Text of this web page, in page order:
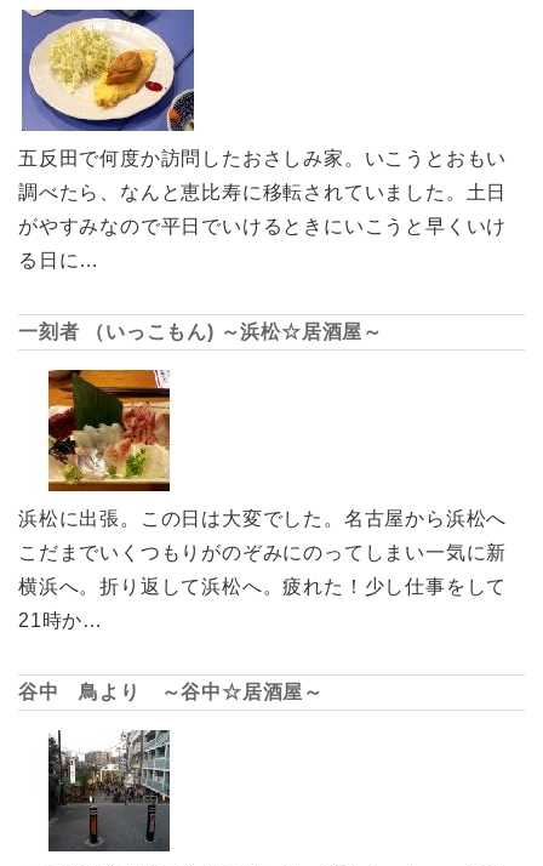
五反田で何度か訪問したおさしみ家。いこうとおもい
調べたら、なんと恵比寿に移転されていました。土日
がやすみなので平日でいけるときにいこうと早くいけ
る日に…
一刻者 （いっこもん) ～浜松☆居酒屋～
浜松に出張。この日は大変でした。名古屋から浜松へ
こだまでいくつもりがのぞみにのってしまい一気に新
横浜へ。折り返して浜松へ。疲れた！少し仕事をして
21時か…
谷中 鳥より ～谷中☆居酒屋～